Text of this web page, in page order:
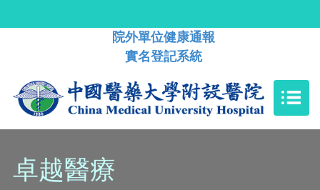
院外單位健康通報
實名登記系統
卓越醫療